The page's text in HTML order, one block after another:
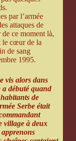
par l’armée
attaques de
ce moment là,
le cœur de la
de sang
1995.
vis alors dans
débuté quand
de
Serbe était
village à deux